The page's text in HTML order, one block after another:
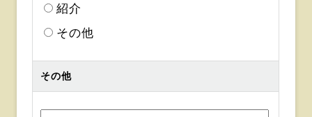
紹介
その他
その他